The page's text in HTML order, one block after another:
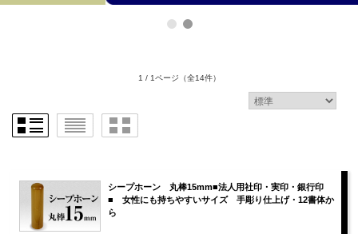
1 / 1ページ （全14件）
シープホーン 丸棒15mm■法人用社印・実印・銀行印
■ 女性にも持ちやすいサイズ 手彫り仕上げ・12書体か
ら